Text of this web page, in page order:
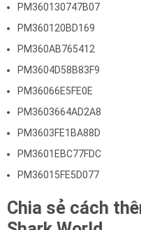
PM360130747B07
PM360120BD169
PM360AB765412
PM3604D58B83F9
PM36066E5FE0E
PM3603664AD2A8
PM3603FE1BA88D
PM3601EBC77FDC
PM36015FE5D077
Chia sẻ cách